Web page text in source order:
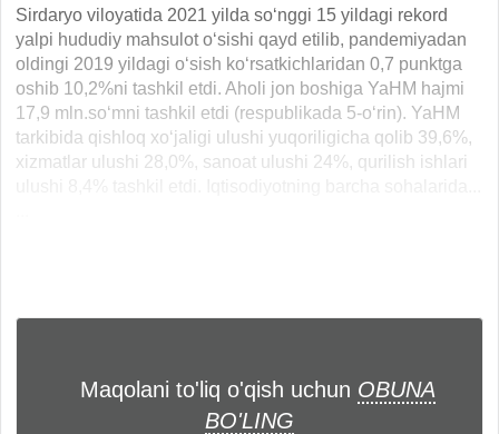
Sirdaryo viloyatida 2021 yilda so‘nggi 15 yildagi rekord
yalpi hududiy mahsulot o‘sishi qayd etilib, pandemiyadan
oldingi 2019 yildagi o‘sish ko‘rsatkichlaridan 0,7 punktga
oshib 10,2%ni tashkil etdi. Aholi jon boshiga YaHM hajmi
17,9 mln.so‘mni tashkil etdi (respublikada 5-o‘rin). YaHM
tarkibida qishloq xo‘jaligi ulushi yuqoriligicha qolib 39,6%,
xizmatlar ulushi 28,0%, sanoat ulushi 24%, qurilish ishlari
Maqolani to'liq o'qish uchun OBUNA
BO'LING